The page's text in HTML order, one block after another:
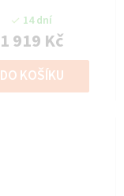
14 dní
1 919 Kč
DO KOŠÍKU